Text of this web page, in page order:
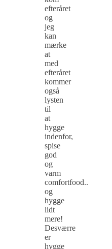
efteråret
og
jeg
kan
mærke
at
med
efteråret
kommer
også
lysten
til
at
hygge
indenfor,
spise
god
og
varm
comfortfood..
og
hygge
lidt
mere!
Desværre
er
hygge